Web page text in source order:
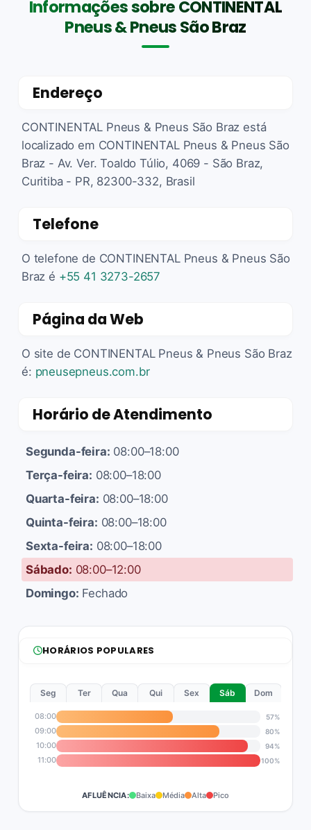
Informações sobre CONTINENTAL
Pneus & Pneus São Braz
Endereço
CONTINENTAL Pneus & Pneus São Braz está
localizado em CONTINENTAL Pneus & Pneus São
Braz - Av. Ver. Toaldo Túlio, 4069 - São Braz,
Curitiba - PR, 82300-332, Brasil
Telefone
O telefone de CONTINENTAL Pneus & Pneus São
Braz é +55 41 3273-2657
Página da Web
O site de CONTINENTAL Pneus & Pneus São Braz
é: pneusepneus.com.br
Horário de Atendimento
Segunda-feira: 08:00–18:00
Terça-feira: 08:00–18:00
Quarta-feira: 08:00–18:00
Quinta-feira: 08:00–18:00
Sexta-feira: 08:00–18:00
Sábado: 08:00–12:00
Domingo: Fechado
HORÁRIOS POPULARES
Seg Ter Qua Qui Sex Sáb Dom
08:00 57%
09:00 80%
10:00 94%
11:00 100%
AFLUÊNCIA: Baixa Média Alta Pico